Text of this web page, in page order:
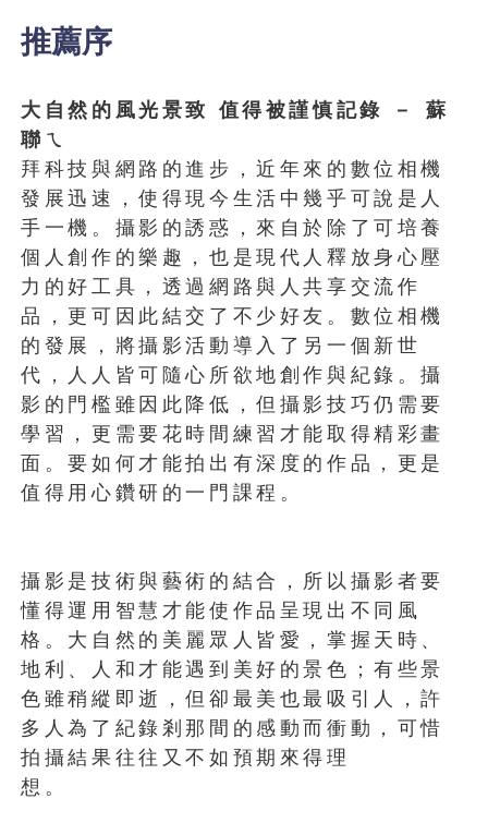
推薦序
大自然的風光景致 值得被謹慎記錄 － 蘇
聯ㄟ
拜科技與網路的進步，近年來的數位相機
發展迅速，使得現今生活中幾乎可說是人
手一機。攝影的誘惑，來自於除了可培養
個人創作的樂趣，也是現代人釋放身心壓
力的好工具，透過網路與人共享交流作
品，更可因此結交了不少好友。數位相機
的發展，將攝影活動導入了另一個新世
代，人人皆可隨心所欲地創作與紀錄。攝
影的門檻雖因此降低，但攝影技巧仍需要
學習，更需要花時間練習才能取得精彩畫
面。要如何才能拍出有深度的作品，更是
值得用心鑽研的一門課程。
攝影是技術與藝術的結合，所以攝影者要
懂得運用智慧才能使作品呈現出不同風
格。大自然的美麗眾人皆愛，掌握天時、
地利、人和才能遇到美好的景色；有些景
色雖稍縱即逝，但卻最美也最吸引人，許
多人為了紀錄剎那間的感動而衝動，可惜
拍攝結果往往又不如預期來得理
想。